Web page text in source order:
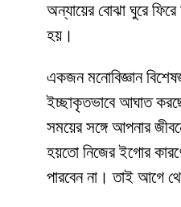
অন্যায়ের বোঝা ঘুরে
হয়।
একজন মনোবিজ্ঞান
ইচ্ছাকৃতভাবে আঘাত
সময়ের সঙ্গে আপনার
হয়তো নিজের ইগোর
পারবেন না। তাই আগে